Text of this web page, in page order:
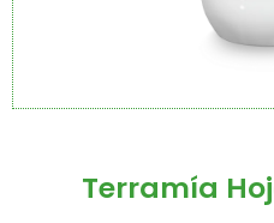
Terramía